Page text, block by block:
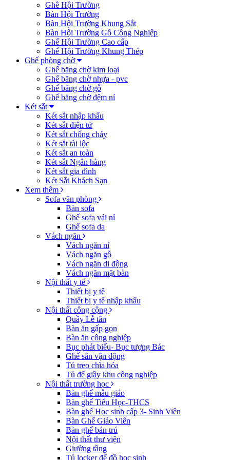
Ghê Hội Trường
Bàn Hội Trường
Bàn Hội Trường Khung Sắt
Bàn Hội Trường Gỗ Công Nghiệp
Ghế Hội Trường Cao cấp
Ghế Hội Trường Khung Thép
Ghế phòng chờ
Ghế băng chờ kim loại
Ghế băng chờ nhựa - pvc
Ghế băng chờ gỗ
Ghế băng chờ đệm nỉ
Két sẳt
Két sắt nhập khẩu
Két sắt điện tử
Két sắt chống cháy
Két sắt tài lộc
Két sắt an toàn
Két sắt Ngân hàng
Két sắt gia đình
Két Sắt Khách Sạn
Xem thêm
Sofa văn phòng
Bàn sofa
Ghế sofa vải nỉ
Ghế sofa da
Vách ngăn
Vách ngăn nỉ
Vách ngăn gỗ
Vách ngăn di động
Vách ngăn mặt bàn
Nội thất y tế
Thiết bị y tê
Thiết bị y tế nhập khẩu
Nội thất công cộng
Quầy Lễ tân
Bàn ăn gấp gọn
Bàn ăn công nghiệp
Bục phát biểu- Bục tượng Bác
Ghế sân vận động
Tủ treo chìa hóa
Tủ để giầy khu công nghiệp
Nội thất trường học
Bàn ghế mẫu giáo
Bàn ghế Tiểu Học-THCS
Bàn ghế Học sinh cấp 3- Sinh Viên
Bàn Ghế Giáo Viên
Bàn ghế bán trú
Nội thất thư viện
Giường tầng
Tủ locker để đồ học sinh